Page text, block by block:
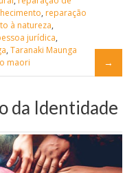
, reparação
à natureza,
jurídica,
, Taranaki Maunga
maori
da Identidade